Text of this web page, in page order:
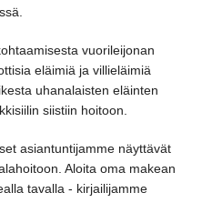
vuorileijonan
eläimiä ja villieläimiä
uhanalaisten eläinten
siistiin hoitoon.
asiantuntijamme näyttävät
Aloita oma makean
tavalla - kirjailijamme